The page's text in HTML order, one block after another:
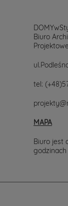
Biuro
tel:
MAPA
Biuro jest
godzinach